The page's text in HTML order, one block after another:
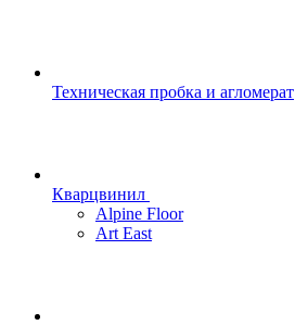
Техническая пробка и агломерат
Кварцвинил
Alpine Floor
Art East